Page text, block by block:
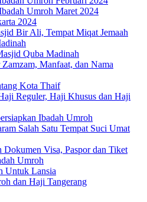
Umroh Maret 2024
2024
Bir Ali, Tempat Miqat Jemaah
Quba Madinah
Manfaat, dan Nama
Kota Thaif
Reguler, Haji Khusus dan Haji
Ibadah Umroh
Salah Satu Tempat Suci Umat
Dokumen Visa, Paspor dan Tiket
Umroh
Untuk Lansia
dan Haji Tangerang